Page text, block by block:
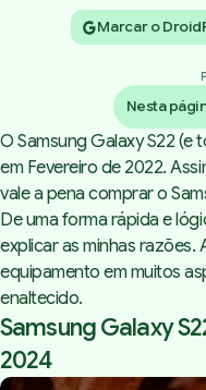
Marcar o
Nesta
O Samsung Galaxy S22 (e
em Fevereiro de 2022.
vale a pena comprar o
De uma forma rápida e
explicar as minhas razões.
equipamento em muitos
enaltecido.
Samsung Galaxy
2024